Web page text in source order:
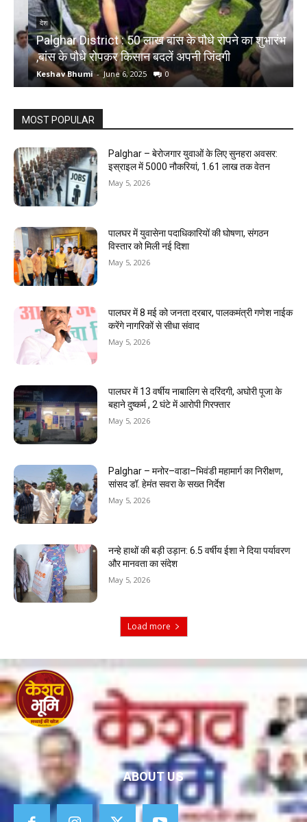
देश
Palghar District : 50 लाख बांस के पौधे रोपने का शुभारंभ
,बांस के पौधे रोपकर किसान बदलें अपनी जिंदगी
Keshav Bhumi - June 6, 2025 0
MOST POPULAR
Palghar – बेरोजगार युवाओं के लिए सुनहरा अवसर:
इस्राइल में 5000 नौकरियां, ₹1.61 लाख तक वेतन
May 5, 2026
पालघर में युवासेना पदाधिकारियों की घोषणा, संगठन
विस्तार को मिली नई दिशा
May 5, 2026
पालघर में 8 मई को जनता दरबार, पालकमंत्री गणेश नाईक
करेंगे नागरिकों से सीधा संवाद
May 5, 2026
पालघर में 13 वर्षीय नाबालिग से दरिंदगी, अघोरी पूजा के
बहाने दुष्कर्म , 2 घंटे में आरोपी गिरफ्तार
May 5, 2026
Palghar – मनोर–वाडा–भिवंडी महामार्ग का निरीक्षण,
सांसद डॉ. हेमंत सवरा के सख्त निर्देश
May 5, 2026
नन्हे हाथों की बड़ी उड़ान: 6.5 वर्षीय ईशा ने दिया पर्यावरण
और मानवता का संदेश
May 5, 2026
Load more
ABOUT US